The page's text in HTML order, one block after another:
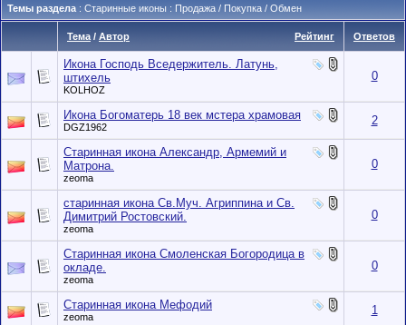
Темы раздела : Старинные иконы : Продажа / Покупка / Обмен
Рейтинг
Тема / Автор Ответов
Икона Господь Вседержитель. Латунь,
штихель
KOLHOZ
0
Икона Богоматерь 18 век мстера храмовая
DGZ1962 2
Старинная икона Александр, Армемий и
Матрона.
zeoma
0
старинная икона Св.Муч. Агриппина и Св.
Димитрий Ростовский.
zeoma
0
Старинная икона Смоленская Богородица в
окладе.
zeoma
0
Старинная икона Мефодий
zeoma 1